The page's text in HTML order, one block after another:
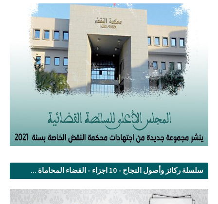
سلسلة ركائز وأصول النجاح - 10 اجزاء - القضاء المحاماة ...